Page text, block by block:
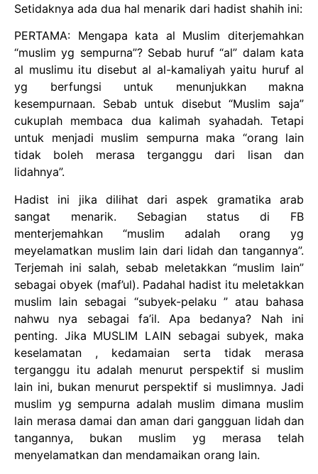
Setidaknya ada dua hal menarik dari hadist shahih ini:
PERTAMA: Mengapa kata al Muslim diterjemahkan
“muslim yg sempurna”? Sebab huruf “al” dalam kata
al muslimu itu disebut al al-kamaliyah yaitu huruf al
yg berfungsi untuk menunjukkan makna
kesempurnaan. Sebab untuk disebut “Muslim saja”
cukuplah membaca dua kalimah syahadah. Tetapi
untuk menjadi muslim sempurna maka “orang lain
tidak boleh merasa terganggu dari lisan dan
lidahnya”.
Hadist ini jika dilihat dari aspek gramatika arab
sangat menarik. Sebagian status di FB
menterjemahkan “muslim adalah orang yg
meyelamatkan muslim lain dari lidah dan tangannya”.
Terjemah ini salah, sebab meletakkan “muslim lain”
sebagai obyek (maf’ul). Padahal hadist itu meletakkan
muslim lain sebagai “subyek-pelaku ” atau bahasa
nahwu nya sebagai fa’il. Apa bedanya? Nah ini
penting. Jika MUSLIM LAIN sebagai subyek, maka
keselamatan , kedamaian serta tidak merasa
terganggu itu adalah menurut perspektif si muslim
lain ini, bukan menurut perspektif si muslimnya. Jadi
muslim yg sempurna adalah muslim dimana muslim
lain merasa damai dan aman dari gangguan lidah dan
tangannya, bukan muslim yg merasa telah
menyelamatkan dan mendamaikan orang lain.